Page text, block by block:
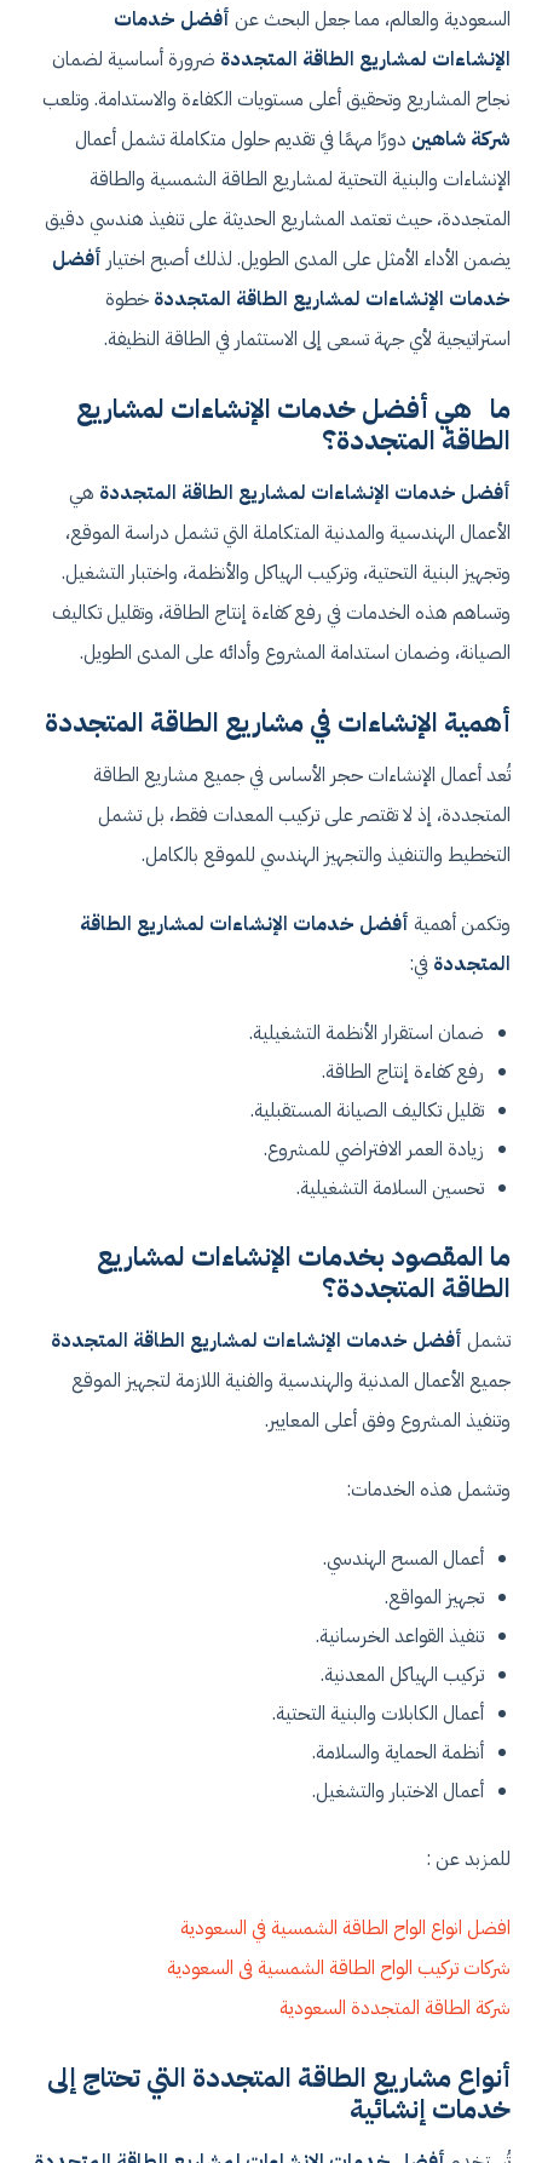
السعودية والعالم، مما جعل البحث عن أفضل خدمات
الإنشاءات لمشاريع الطاقة المتجددة ضرورة أساسية لضمان
نجاح المشاريع وتحقيق أعلى مستويات الكفاءة والاستدامة. وتلعب
شركة شاهين دورًا مهمًا في تقديم حلول متكاملة تشمل أعمال
الإنشاءات والبنية التحتية لمشاريع الطاقة الشمسية والطاقة
المتجددة، حيث تعتمد المشاريع الحديثة على تنفيذ هندسي دقيق
يضمن الأداء الأمثل على المدى الطويل. لذلك أصبح اختيار أفضل
خدمات الإنشاءات لمشاريع الطاقة المتجددة خطوة
استراتيجية لأي جهة تسعى إلى الاستثمار في الطاقة النظيفة.
ما هي أفضل خدمات الإنشاءات لمشاريع
الطاقة المتجددة؟
أفضل خدمات الإنشاءات لمشاريع الطاقة المتجددة هي
الأعمال الهندسية والمدنية المتكاملة التي تشمل دراسة الموقع،
وتجهيز البنية التحتية، وتركيب الهياكل والأنظمة، واختبار التشغيل.
وتساهم هذه الخدمات في رفع كفاءة إنتاج الطاقة، وتقليل تكاليف
الصيانة، وضمان استدامة المشروع وأدائه على المدى الطويل.
أهمية الإنشاءات في مشاريع الطاقة المتجددة
تُعد أعمال الإنشاءات حجر الأساس في جميع مشاريع الطاقة
المتجددة، إذ لا تقتصر على تركيب المعدات فقط، بل تشمل
التخطيط والتنفيذ والتجهيز الهندسي للموقع بالكامل.
وتكمن أهمية أفضل خدمات الإنشاءات لمشاريع الطاقة
المتجددة في:
ضمان استقرار الأنظمة التشغيلية.
رفع كفاءة إنتاج الطاقة.
تقليل تكاليف الصيانة المستقبلية.
زيادة العمر الافتراضي للمشروع.
تحسين السلامة التشغيلية.
ما المقصود بخدمات الإنشاءات لمشاريع
الطاقة المتجددة؟
تشمل أفضل خدمات الإنشاءات لمشاريع الطاقة المتجددة
جميع الأعمال المدنية والهندسية والفنية اللازمة لتجهيز الموقع
وتنفيذ المشروع وفق أعلى المعايير.
وتشمل هذه الخدمات:
أعمال المسح الهندسي.
تجهيز المواقع.
تنفيذ القواعد الخرسانية.
تركيب الهياكل المعدنية.
أعمال الكابلات والبنية التحتية.
أنظمة الحماية والسلامة.
أعمال الاختبار والتشغيل.
للمزبد عن :
افضل انواع الواح الطاقة الشمسية في السعودية
شركات تركيب الواح الطاقة الشمسية فى السعودية
شركة الطاقة المتجددة السعودية
أنواع مشاريع الطاقة المتجددة التي تحتاج إلى
خدمات إنشائية